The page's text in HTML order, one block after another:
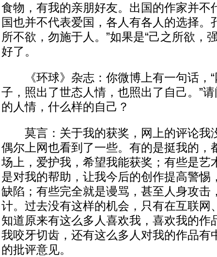
食物，有我的亲朋好友。出国的作家并不
国也并不代表爱国，各人有各人的选择。
所不欲，勿施于人。”如果是“己之所欲，
好了。
《环球》杂志：你微博上有一句话，“
子，照出了世态人情，也照出了自己。”
的人情，什么样的自己？
莫言：关于我的获奖，网上的评论我
偶尔上网也看到了一些。有的是挺我的，
场上，爱护我，希望我能获奖；有些是艺
是对我的帮助，让我今后的创作提高警惕
缺陷；有些完全就是谩骂，甚至人身攻击
计。过去没有这样的机会，只有在互联网
知道原来有这么多人喜欢我，喜欢我的作
我咬牙切齿，还有这么多人对我的作品有
的批评意见。